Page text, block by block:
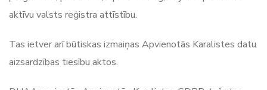
aktīvu valsts reģistra attīstību.
Tas ietver arī būtiskas izmaiņas Apvienotās Karalistes datu
aizsardzības tiesību aktos.